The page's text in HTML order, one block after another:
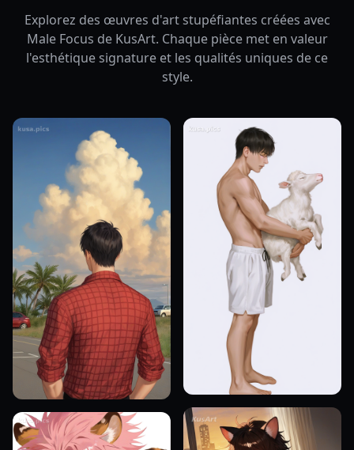
Explorez des œuvres d'art stupéfiantes créées avec
Male Focus de KusArt. Chaque pièce met en valeur
l'esthétique signature et les qualités uniques de ce
style.